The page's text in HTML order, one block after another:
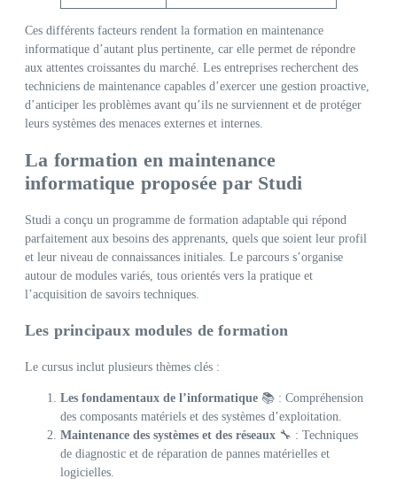
Ces différents facteurs rendent la formation en maintenance
informatique d’autant plus pertinente, car elle permet de répondre
aux attentes croissantes du marché. Les entreprises recherchent des
techniciens de maintenance capables d’exercer une gestion proactive,
d’anticiper les problèmes avant qu’ils ne surviennent et de protéger
leurs systèmes des menaces externes et internes.
La formation en maintenance
informatique proposée par Studi
Studi a conçu un programme de formation adaptable qui répond
parfaitement aux besoins des apprenants, quels que soient leur profil
et leur niveau de connaissances initiales. Le parcours s’organise
autour de modules variés, tous orientés vers la pratique et
l’acquisition de savoirs techniques.
Les principaux modules de formation
Le cursus inclut plusieurs thèmes clés :
Les fondamentaux de l’informatique 📚 : Compréhension
des composants matériels et des systèmes d’exploitation.
Maintenance des systèmes et des réseaux 🔧 : Techniques
de diagnostic et de réparation de pannes matérielles et
logicielles.